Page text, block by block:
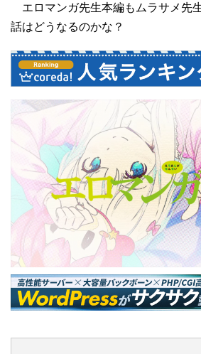
エロマンガ先生本編もムラサメ先
話はどうなるのかな？